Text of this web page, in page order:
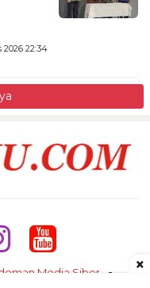
2026 22:34
Media Siber
×